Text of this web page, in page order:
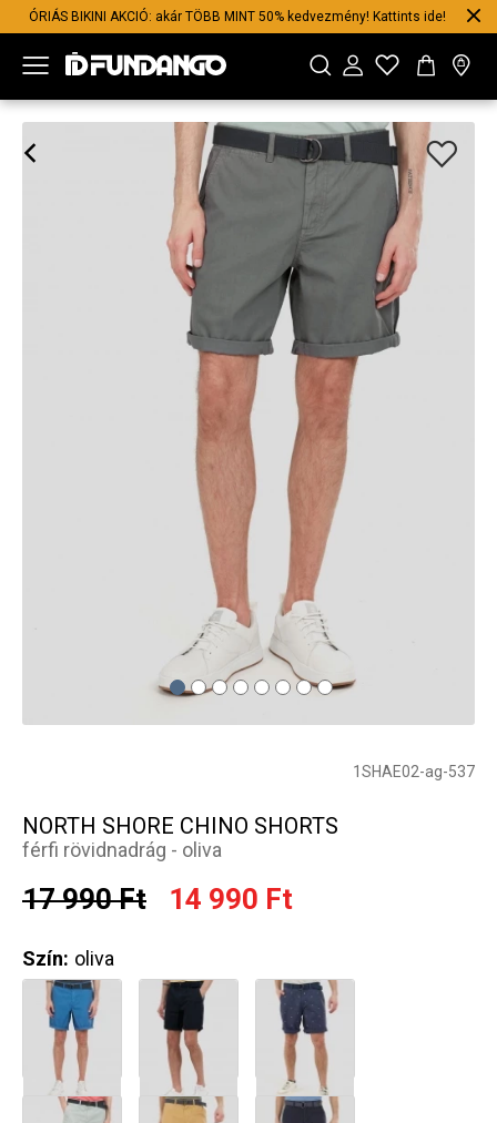
ÓRIÁS BIKINI AKCIÓ: akár TÖBB MINT 50% kedvezmény! Kattints ide!
1SHAE02-ag-537
NORTH SHORE CHINO SHORTS
férfi rövidnadrág - oliva
17 990 Ft 14 990 Ft
Szín: oliva